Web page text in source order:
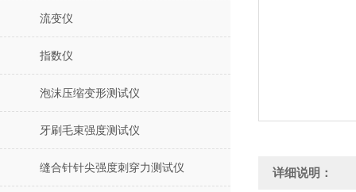
流变仪
指数仪
泡沫压缩变形测试仪
牙刷毛束强度测试仪
缝合针针尖强度刺穿力测试仪 详细说明：